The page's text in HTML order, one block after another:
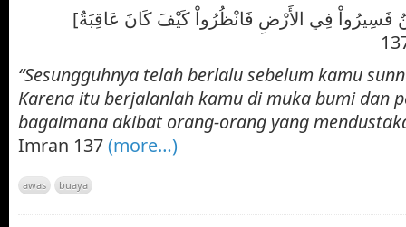
[قَدْ خَلَتْ مِن قَبْلِكُمْ سُنَنٌ فَسِيرُواْ فِي الأَرْضِ فَانْظُرُواْ كَيْفَ كَانَ عَاقِبَةُ
“Sesungguhnya telah berlalu sebelum kamu
Karena itu berjalanlah kamu di muka bumi dan
bagaimana akibat orang-orang yang
Imran 137(more…)
awas buaya